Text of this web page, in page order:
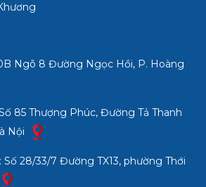
Ngõ 8 Đường Ngọc Hồi, P. Hoàng
85 Thượng Phúc, Đường Tả Thanh
Nội
28/33/7 Đường TX13, phường Thới